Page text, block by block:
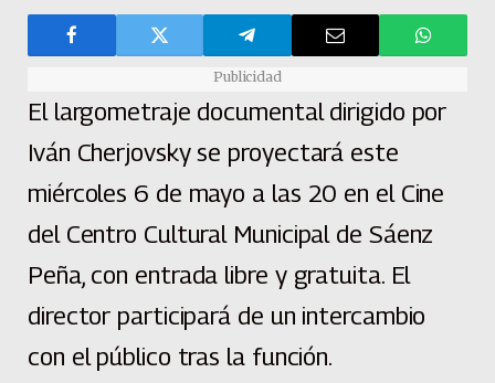
Publicidad
El largometraje documental dirigido por
Iván Cherjovsky se proyectará este
miércoles 6 de mayo a las 20 en el Cine
del Centro Cultural Municipal de Sáenz
Peña, con entrada libre y gratuita. El
director participará de un intercambio
con el público tras la función.